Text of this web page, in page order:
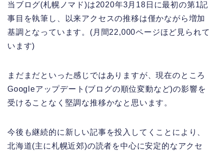
当ブログ(札幌ノマド)は2020年3月18日に最初の第1記
事目を執筆し、以来アクセスの推移は僅かながら増加
基調となっています。(月間22,000ページほど見られて
います)
まだまだといった感じではありますが、現在のところ
Googleアップデート(ブログの順位変動など)の影響を
受けることなく堅調な推移かなと思います。
今後も継続的に新しい記事を投入してくことにより、
北海道(主に札幌近郊)の読者を中心に安定的なアクセ